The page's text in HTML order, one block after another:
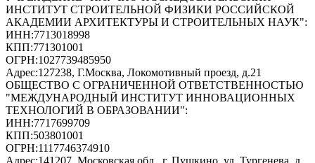
ИНСТИТУТ СТРОИТЕЛЬНОЙ ФИЗИКИ РОССИЙСКОЙ
АКАДЕМИИ АРХИТЕКТУРЫ И СТРОИТЕЛЬНЫХ НАУК":
ИНН:7713018998
КПП:771301001
ОГРН:1027739485950
Адрес:127238, Г.Москва, Локомотивный проезд, д.21
ОБЩЕСТВО С ОГРАНИЧЕННОЙ ОТВЕТСТВЕННОСТЬЮ
"МЕЖДУНАРОДНЫЙ ИНСТИТУТ ИННОВАЦИОННЫХ
ТЕХНОЛОГИЙ В ОБРАЗОВАНИИ":
ИНН:7717699709
КПП:503801001
ОГРН:1117746374910
Адрес:141207, Московская обл., г. Пушкино, ул. Тургенева, д.